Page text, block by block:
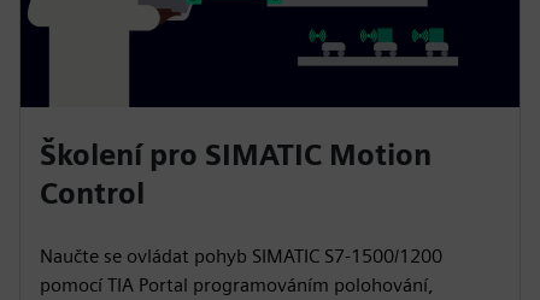
Školení pro SIMATIC Motion
Control
Naučte se ovládat pohyb SIMATIC S7-1500/1200
pomocí TIA Portal programováním polohování,